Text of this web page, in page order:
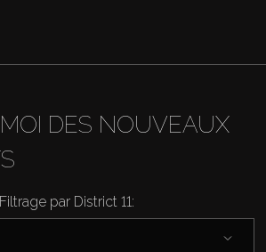
DES NOUVEAUX
Filtrage par District 11: